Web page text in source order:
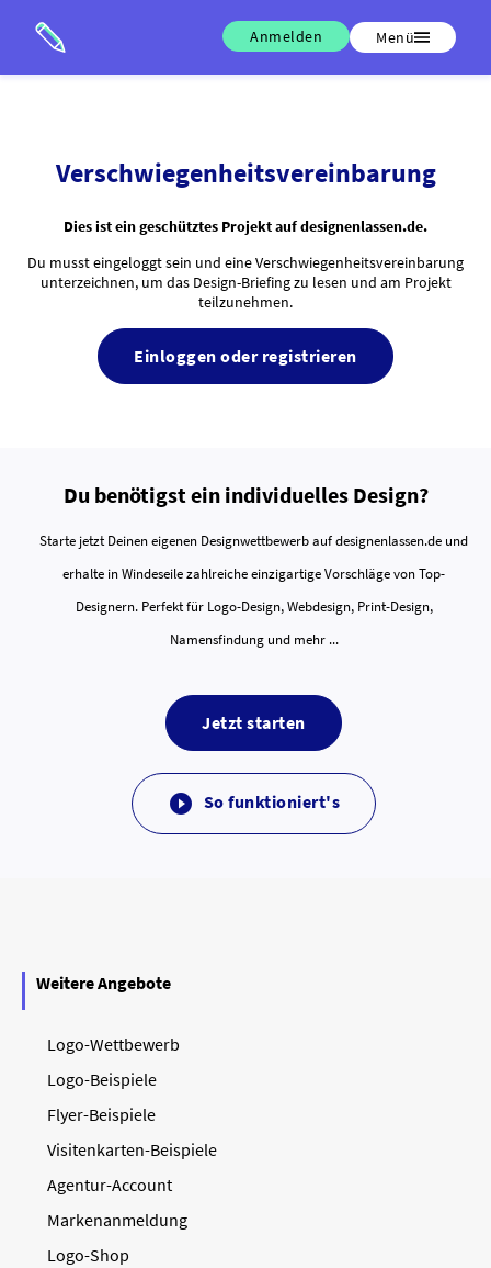
Anmelden Menü
Verschwiegenheitsvereinbarung
Dies ist ein geschütztes Projekt auf designenlassen.de.
Du musst eingeloggt sein und eine Verschwiegenheitsvereinbarung
unterzeichnen, um das Design-Briefing zu lesen und am Projekt
teilzunehmen.
Einloggen oder registrieren
Du benötigst ein individuelles Design?
Starte jetzt Deinen eigenen Designwettbewerb auf designenlassen.de und
erhalte in Windeseile zahlreiche einzigartige Vorschläge von Top-
Designern. Perfekt für Logo-Design, Webdesign, Print-Design,
Namensfindung und mehr ...
Jetzt starten
 So funktioniert's
Weitere Angebote
Logo-Wettbewerb
Logo-Beispiele
Flyer-Beispiele
Visitenkarten-Beispiele
Agentur-Account
Markenanmeldung
Logo-Shop